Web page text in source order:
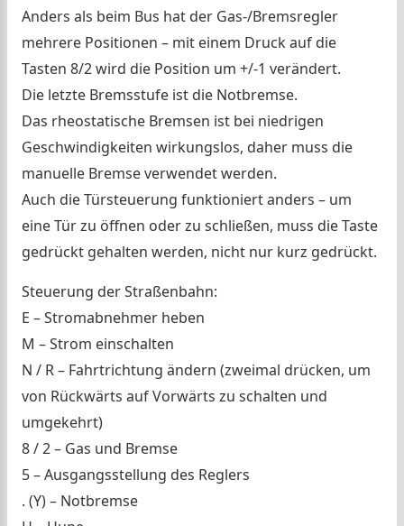
Anders als beim Bus hat der Gas-/Bremsregler
mehrere Positionen – mit einem Druck auf die
Tasten 8/2 wird die Position um +/-1 verändert.
Die letzte Bremsstufe ist die Notbremse.
Das rheostatische Bremsen ist bei niedrigen
Geschwindigkeiten wirkungslos, daher muss die
manuelle Bremse verwendet werden.
Auch die Türsteuerung funktioniert anders – um
eine Tür zu öffnen oder zu schließen, muss die Taste
gedrückt gehalten werden, nicht nur kurz gedrückt.
Steuerung der Straßenbahn:
E – Stromabnehmer heben
M – Strom einschalten
N / R – Fahrtrichtung ändern (zweimal drücken, um
von Rückwärts auf Vorwärts zu schalten und
umgekehrt)
8 / 2 – Gas und Bremse
5 – Ausgangsstellung des Reglers
. (Y) – Notbremse